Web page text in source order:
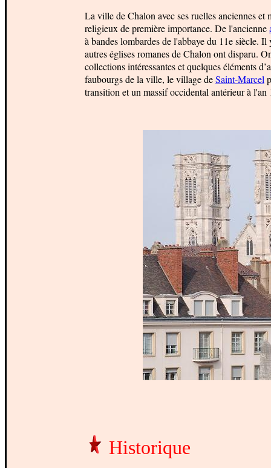
La ville de Chalon avec ses ruelles anciennes
religieux de première importance. De l'ancienne
à bandes lombardes de l'abbaye du 11e siècle.
autres églises romanes de Chalon ont disparu.
collections intéressantes et quelques éléments
faubourgs de la ville, le village deSaint-Marcel
transition et un massif occidental antérieur à l'an
Historique